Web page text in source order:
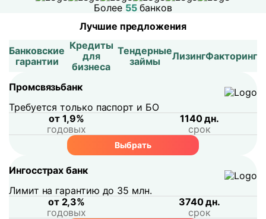
Более 55банков
Лучшие предложения
Банковские
гарантии
Кредиты
для
бизнеса
Тендерные
займы
ЛизингФакторинг
Промсвязьбанк
Требуется только паспорт и БО
от 1,9%
годовых
1140 дн.
срок
Выбрать
Ингосстрах банк
Лимит на гарантию до 35 млн.
от 2,3%
годовых
3740 дн.
срок